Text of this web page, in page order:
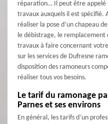
réparation… Il peut être appelé
travaux auxquels il est
réaliser la pose d’un chapeau
le débistrage, le remplacement
travaux à faire concernant
sur les services de Dufresne
disposition des ramoneurs
réaliser tous vos besoins.
Le tarif du ramonage
Parnes et ses environs
En général, les tarifs d’un